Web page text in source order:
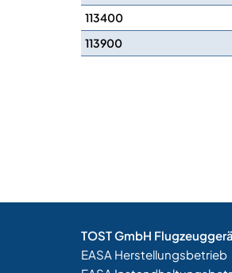
113400
113900
TOST GmbH
EASA Herstellungsbetrieb